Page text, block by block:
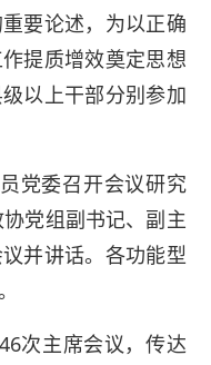
要论述，为以正确
提质增效奠定思想
以上干部分别参加
党委召开会议研究
党组副书记、副主
并讲话。各功能型
次主席会议，传达